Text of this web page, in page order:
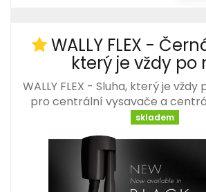
WALLY FLEX -
který je vždy po
WALLY FLEX - Sluha, který je
pro centrální vysavače a
skladem